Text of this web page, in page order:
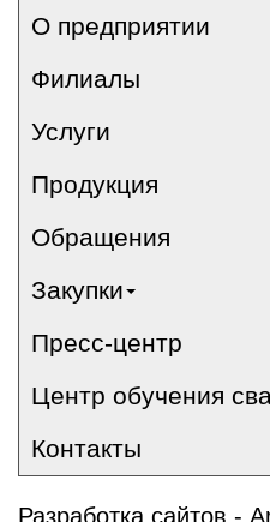
О предприятии
Филиалы
Услуги
Продукция
Обращения
Закупки
Пресс-центр
Центр обучения
Контакты
Разработка сайтов -